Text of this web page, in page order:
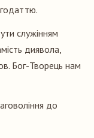
служінням
диявола,
Бог-Творець нам
до